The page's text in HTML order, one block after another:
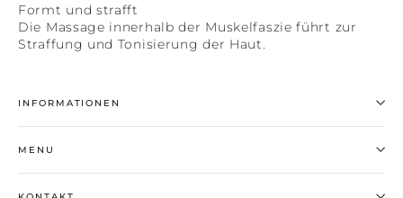
Formt und strafft
Die Massage innerhalb der Muskelfaszie führt zur
Straffung und Tonisierung der Haut.
INFORMATIONEN
MENU